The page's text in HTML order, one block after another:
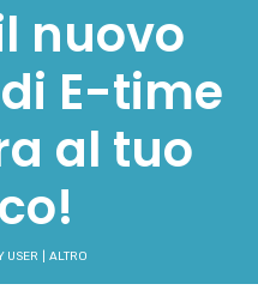
nuovo
E-time
al tuo
USER ALTRO